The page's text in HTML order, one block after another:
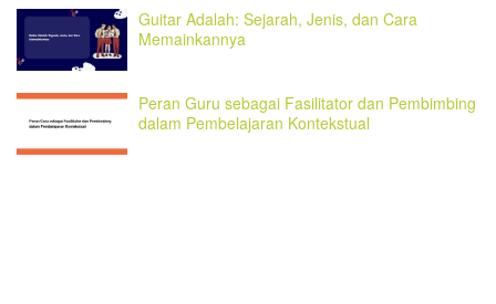
Guitar Adalah: Sejarah, Jenis, dan Cara
Memainkannya
Peran Guru sebagai Fasilitator dan Pembimbing
dalam Pembelajaran Kontekstual